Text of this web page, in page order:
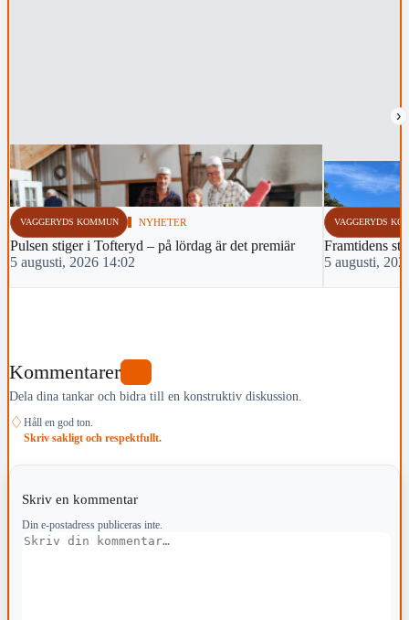
›
VAGGERYDS KOMMUN NYHETER
Pulsen stiger i Tofteryd – på lördag är det premiär
5 augusti, 2026 14:02
VAGGERYDS
Framtidens
5 augusti,
Kommentarer
Dela dina tankar och bidra till en konstruktiv diskussion.
♢ Håll en god ton.
Skriv sakligt och respektfullt.
Skriv en kommentar
Din e-postadress publiceras inte.
Kommentar